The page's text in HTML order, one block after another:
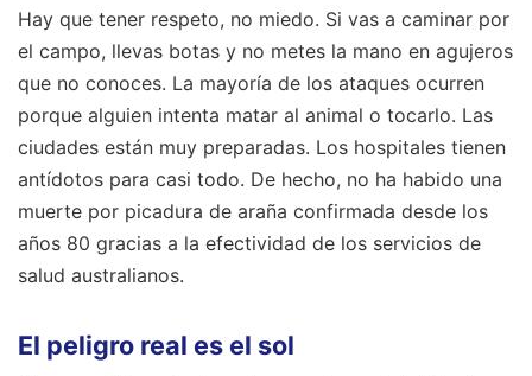
Hay que tener respeto, no miedo. Si vas a caminar por
el campo, llevas botas y no metes la mano en agujeros
que no conoces. La mayoría de los ataques ocurren
porque alguien intenta matar al animal o tocarlo. Las
ciudades están muy preparadas. Los hospitales tienen
antídotos para casi todo. De hecho, no ha habido una
muerte por picadura de araña confirmada desde los
años 80 gracias a la efectividad de los servicios de
salud australianos.
El peligro real es el sol